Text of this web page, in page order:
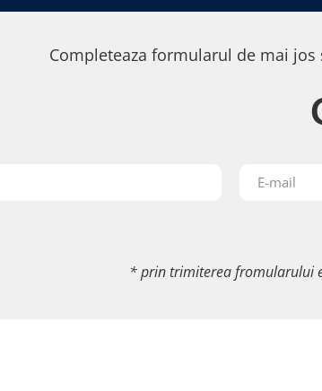
Completeaza formularul de mai jos
* prin trimiterea fromularului